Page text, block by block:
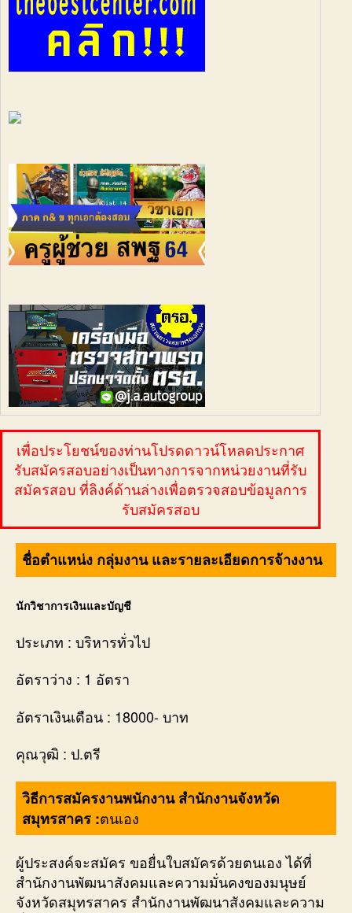
เพื่อประโยชน์ของท่านโปรดดาวน์โหลดประกาศ
รับสมัครสอบอย่างเป็นทางการจากหน่วยงานที่รับ
สมัครสอบ ที่ลิงค์ด้านล่างเพื่อตรวจสอบข้อมูลการ
รับสมัครสอบ
ชื่อตำแหน่ง กลุ่มงาน และรายละเอียดการจ้างงาน
นักวิชาการเงินและบัญชี
ประเภท : บริหารทั่วไป
อัตราว่าง : 1 อัตรา
อัตราเงินเดือน : 18000- บาท
คุณวุฒิ : ป.ตรี
วิธีการสมัครงานพนักงาน สำนักงานจังหวัด
สมุทรสาคร :ตนเอง
ผู้ประสงค์จะสมัคร ขอยื่นใบสมัครด้วยตนเอง ได้ที่
สำนักงานพัฒนาสังคมและความมั่นคงของมนุษย์
จังหวัดสมุทรสาคร สำนักงานพัฒนาสังคมและความ